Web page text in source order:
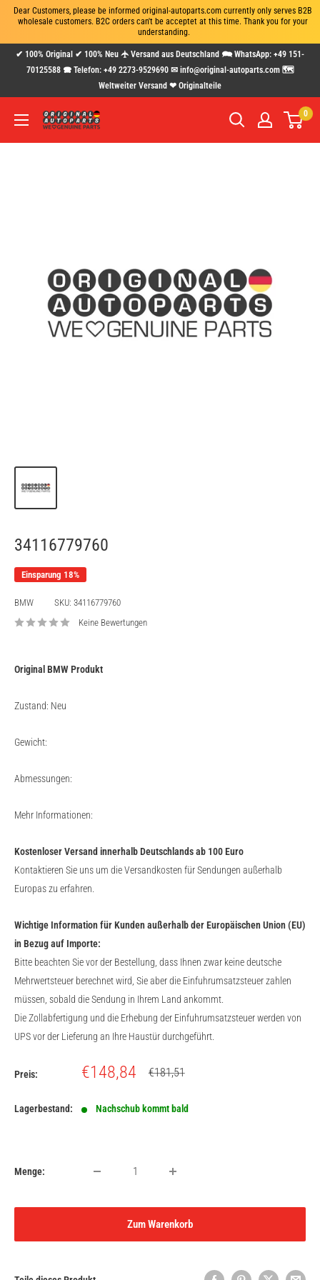
Dear Customers, please be informed original-autoparts.com currently only serves B2B
wholesale customers. B2C orders can't be acceptet at this time. Thank you for your
understanding.
Direkt✔ 100% Original ✔ 100% Neu 🛧 Versand aus Deutschland 🗪 WhatsApp: +49 151-
70125588 🕿 Telefon: +49 2273-9529690 ✉ info@original-autoparts.com 🗺
Weltweiter Versand ❤ Originalteile
www.original-
0
34116779760
Einsparung 18%
BMW SKU: 34116779760
Keine Bewertungen
Original BMW Produkt
Zustand: Neu
Gewicht:
Abmessungen:
Mehr Informationen:
Kostenloser Versand innerhalb Deutschlands ab 100 Euro
Kontaktieren Sie uns um die Versandkosten für Sendungen außerhalb
Europas zu erfahren.
Wichtige Information für Kunden außerhalb der Europäischen Union (EU)
in Bezug auf Importe:
Bitte beachten Sie vor der Bestellung, dass Ihnen zwar keine deutsche
Mehrwertsteuer berechnet wird, Sie aber die Einfuhrumsatzsteuer zahlen
müssen, sobald die Sendung in Ihrem Land ankommt.
Die Zollabfertigung und die Erhebung der Einfuhrumsatzsteuer werden von
UPS vor der Lieferung an Ihre Haustür durchgeführt.
Preis: Sonderpreis
€148,84 Normalpreis
€181,51
Lagerbestand: Nachschub kommt bald
Menge:
Zum Warenkorb